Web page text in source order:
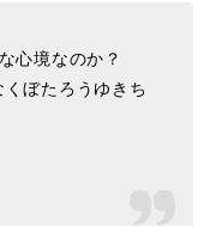
心境なのか？
ぼたろうゆきち